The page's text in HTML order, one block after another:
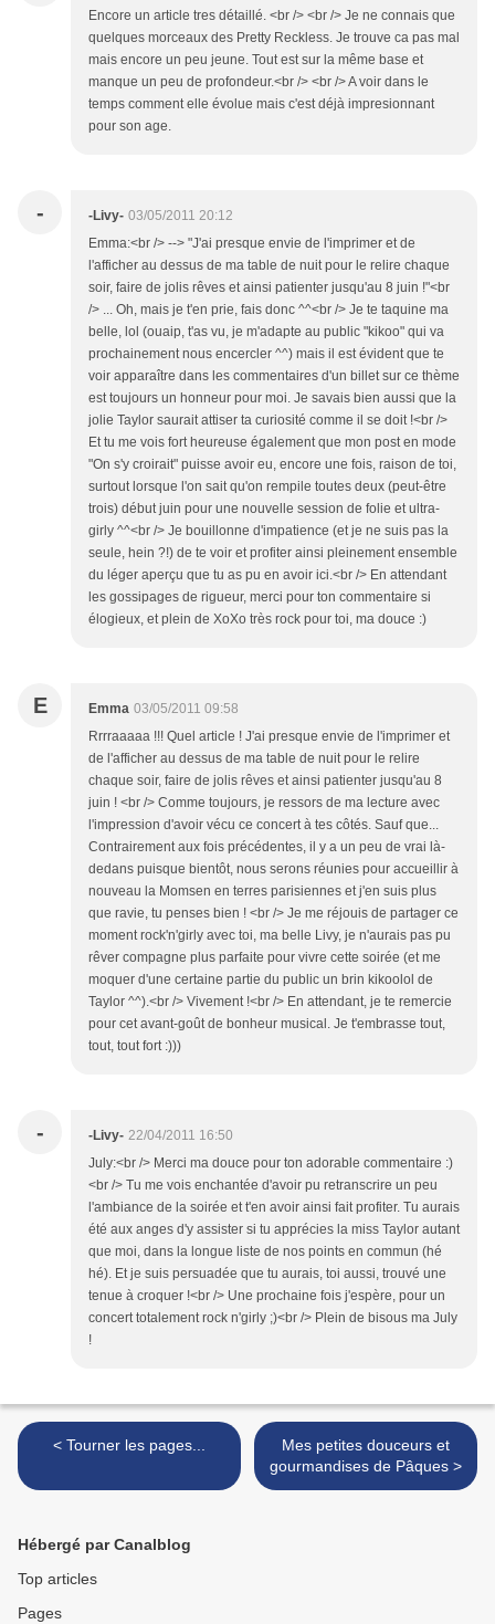
Encore un article tres détaillé. <br /> <br /> Je ne connais que
quelques morceaux des Pretty Reckless. Je trouve ca pas mal
mais encore un peu jeune. Tout est sur la même base et
manque un peu de profondeur.<br /> <br /> A voir dans le
temps comment elle évolue mais c'est déjà impresionnant
pour son age.
- -Livy- 03/05/2011 20:12
Emma:<br /> --> "J'ai presque envie de l'imprimer et de
l'afficher au dessus de ma table de nuit pour le relire chaque
soir, faire de jolis rêves et ainsi patienter jusqu'au 8 juin !"<br
/> ... Oh, mais je t'en prie, fais donc ^^<br /> Je te taquine ma
belle, lol (ouaip, t'as vu, je m'adapte au public "kikoo" qui va
prochainement nous encercler ^^) mais il est évident que te
voir apparaître dans les commentaires d'un billet sur ce thème
est toujours un honneur pour moi. Je savais bien aussi que la
jolie Taylor saurait attiser ta curiosité comme il se doit !<br />
Et tu me vois fort heureuse également que mon post en mode
"On s'y croirait" puisse avoir eu, encore une fois, raison de toi,
surtout lorsque l'on sait qu'on rempile toutes deux (peut-être
trois) début juin pour une nouvelle session de folie et ultra-
girly ^^<br /> Je bouillonne d'impatience (et je ne suis pas la
seule, hein ?!) de te voir et profiter ainsi pleinement ensemble
du léger aperçu que tu as pu en avoir ici.<br /> En attendant
les gossipages de rigueur, merci pour ton commentaire si
élogieux, et plein de XoXo très rock pour toi, ma douce :)
E Emma 03/05/2011 09:58
Rrrraaaaa !!! Quel article ! J'ai presque envie de l'imprimer et
de l'afficher au dessus de ma table de nuit pour le relire
chaque soir, faire de jolis rêves et ainsi patienter jusqu'au 8
juin ! <br /> Comme toujours, je ressors de ma lecture avec
l'impression d'avoir vécu ce concert à tes côtés. Sauf que...
Contrairement aux fois précédentes, il y a un peu de vrai là-
dedans puisque bientôt, nous serons réunies pour accueillir à
nouveau la Momsen en terres parisiennes et j'en suis plus
que ravie, tu penses bien ! <br /> Je me réjouis de partager ce
moment rock'n'girly avec toi, ma belle Livy, je n'aurais pas pu
rêver compagne plus parfaite pour vivre cette soirée (et me
moquer d'une certaine partie du public un brin kikoolol de
Taylor ^^).<br /> Vivement !<br /> En attendant, je te remercie
pour cet avant-goût de bonheur musical. Je t'embrasse tout,
tout, tout fort :)))
- -Livy- 22/04/2011 16:50
July:<br /> Merci ma douce pour ton adorable commentaire :)
<br /> Tu me vois enchantée d'avoir pu retranscrire un peu
l'ambiance de la soirée et t'en avoir ainsi fait profiter. Tu aurais
été aux anges d'y assister si tu apprécies la miss Taylor autant
que moi, dans la longue liste de nos points en commun (hé
hé). Et je suis persuadée que tu aurais, toi aussi, trouvé une
tenue à croquer !<br /> Une prochaine fois j'espère, pour un
concert totalement rock n'girly ;)<br /> Plein de bisous ma July
!
< Tourner les pages...
Mes petites douceurs et
gourmandises de Pâques >
Hébergé par Canalblog
Top articles
Pages